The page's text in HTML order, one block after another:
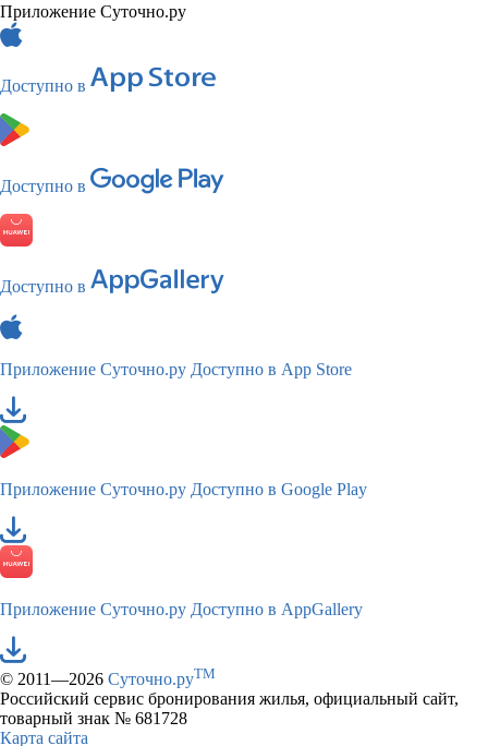
Приложение Суточно.ру
Доступно в
Доступно в
Доступно в
Приложение Суточно.ру Доступно в App Store
Приложение Суточно.ру Доступно в Google Play
Приложение Суточно.ру Доступно в AppGallery
© 2011—2026 Суточно.руTM
Российский сервис бронирования жилья, официальный сайт,
товарный знак № 681728
Карта сайта